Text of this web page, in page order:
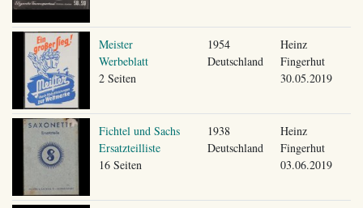
Meister
Werbeblatt
2 Seiten
1954
Deutschland
Heinz
Fingerhut
30.05.2019
Fichtel und Sachs
Ersatzteilliste
16 Seiten
1938
Deutschland
Heinz
Fingerhut
03.06.2019